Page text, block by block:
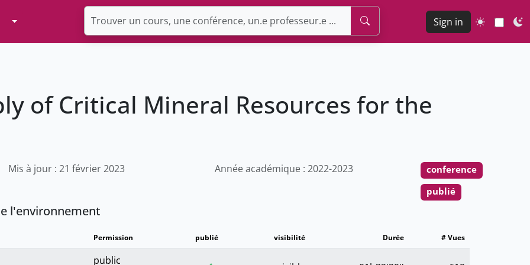
Toggle Dropdown Sign in
of Critical Mineral Resources for the
Mis à jour : 21 février 2023 Année académique : 2022-2023
l'environnement
conference
publié
Permission publié visibilité Durée # Vues
public